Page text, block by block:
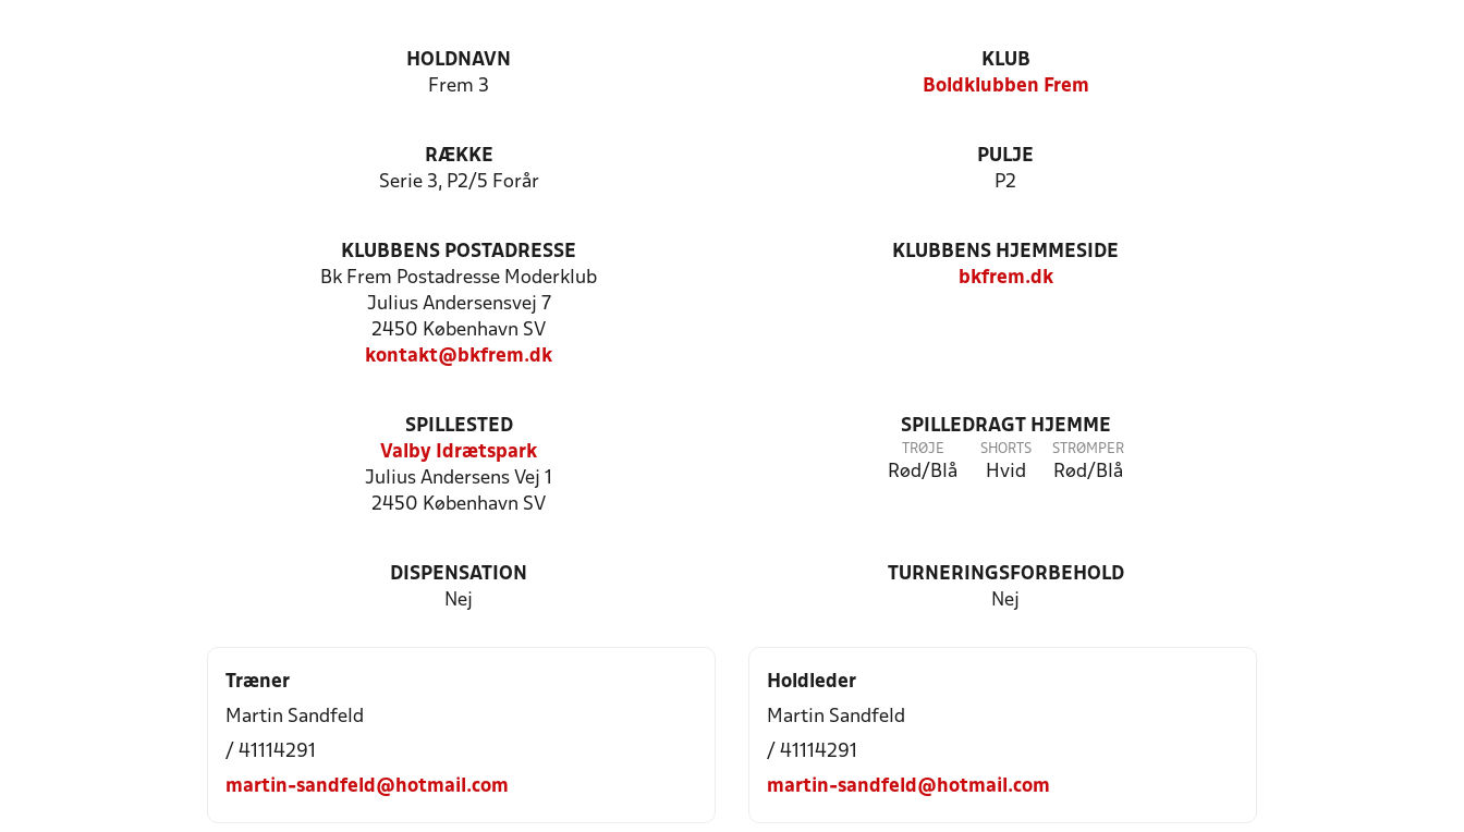
HOLDNAVN
Frem 3
KLUB
Boldklubben Frem
RÆKKE
Serie 3, P2/5 Forår
PULJE
P2
KLUBBENS POSTADRESSE
Bk Frem Postadresse Moderklub
Julius Andersensvej 7
2450 København SV
kontakt@bkfrem.dk
KLUBBENS HJEMMESIDE
bkfrem.dk
SPILLESTED
Valby Idrætspark
Julius Andersens Vej 1
2450 København SV
SPILLEDRAGT HJEMME
TRØJE
Rød/Blå
SHORTS
Hvid
STRØMPER
Rød/Blå
DISPENSATION
Nej
TURNERINGSFORBEHOLD
Nej
Træner
Martin Sandfeld
/ 41114291
martin-sandfeld@hotmail.com
Holdleder
Martin Sandfeld
/ 41114291
martin-sandfeld@hotmail.com